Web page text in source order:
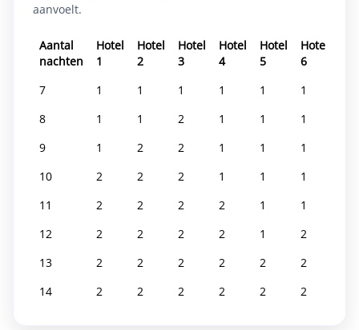
aanvoelt.
Aantal
nachten
Hotel
1
Hotel
2
Hotel
3
Hotel
4
Hotel
5
Hotel
6
7
1 1 1 1 1 1
8
1 1 2 1 1 1
9
1 2 2 1 1 1
10
2 2 2 1 1 1
11
2 2 2 2 1 1
12
2 2 2 2 1 2
13
2 2 2 2 2 2
14
2 2 2 2 2 2